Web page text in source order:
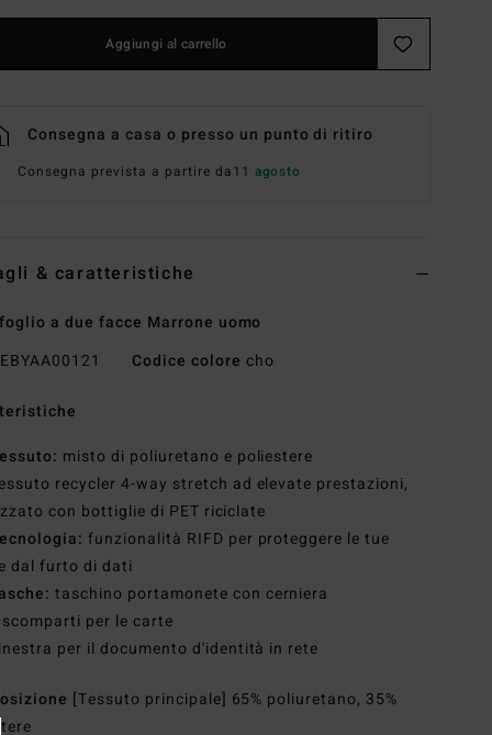
Aggiungi al carrello
Consegna a casa o presso un punto di ritiro
Consegna prevista a partire da11 agosto
& caratteristiche
a due facce Marrone uomo
EBYAA00121 Codice colore cho
misto di poliuretano e poliestere
recycler 4-way stretch ad elevate prestazioni,
con bottiglie di PET riciclate
funzionalità RIFD per proteggere le tue
dal furto di dati
taschino portamonete con cerniera
per le carte
per il documento d'identità in rete
[Tessuto principale] 65% poliuretano, 35%